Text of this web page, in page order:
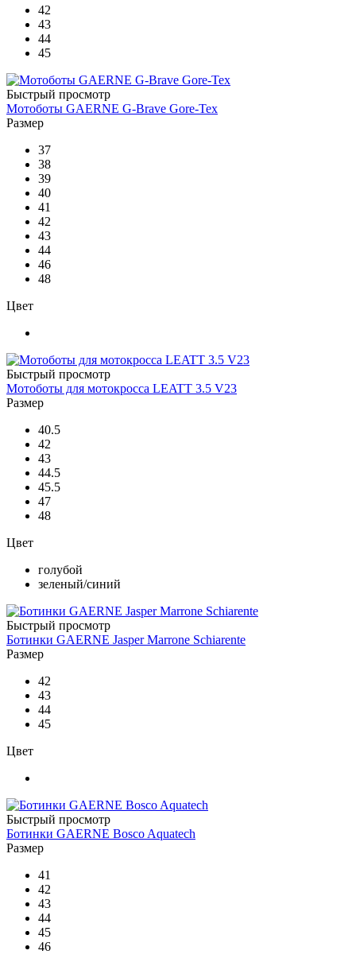
42
43
44
45
Быстрый просмотр
Мотоботы GAERNE G-Brave Gore-Tex
Размер
37
38
39
40
41
42
43
44
46
48
Цвет
Быстрый просмотр
Мотоботы для мотокросса LEATT 3.5 V23
Размер
40.5
42
43
44.5
45.5
47
48
Цвет
голубой
зеленый/синий
Быстрый просмотр
Ботинки GAERNE Jasper Marrone Schiarente
Размер
42
43
44
45
Цвет
Быстрый просмотр
Ботинки GAERNE Bosco Aquatech
Размер
41
42
43
44
45
46